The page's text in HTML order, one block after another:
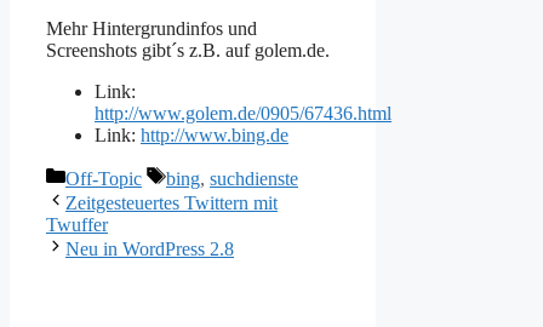
Mehr Hintergrundinfos und
Screenshots gibt´s z.B. auf golem.de.
Link:
http://www.golem.de/0905/67436.html
Link: http://www.bing.de
Kategorien
Off-Topic Schlagwörter
bing, suchdienste
Zeitgesteuertes Twittern mit
Twuffer
Neu in WordPress 2.8